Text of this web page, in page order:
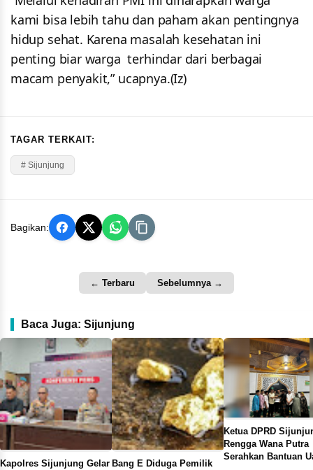
kami bisa lebih tahu dan paham akan pentingnya
hidup sehat. Karena masalah kesehatan ini
penting biar warga terhindar dari berbagai
macam penyakit,” ucapnya.(Iz)
TAGAR TERKAIT:
# Sijunjung
Bagikan:
← Terbaru Sebelumnya →
Baca Juga: Sijunjung
Kapolres Sijunjung Gelar Bang E Diduga Pemilik
Ketua DPRD
Rengga Wana Putra
Serahkan Bantuan